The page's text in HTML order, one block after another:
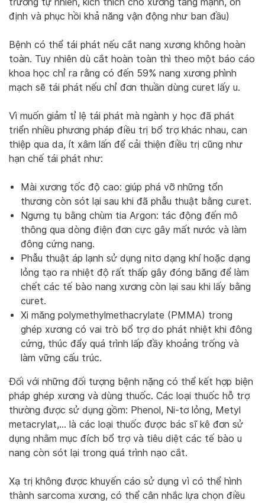
định và phục hồi khả năng vận động như ban đầu)
Bệnh có thể tái phát nếu cắt nang xương không hoàn
toàn. Tuy nhiên dù cắt hoàn toàn thì theo một báo cáo
khoa học chỉ ra rằng có đến 59% nang xương phình
mạch sẽ tái phát nếu chỉ đơn thuần dùng curet lấy u.
Vì muốn giảm tỉ lệ tái phát mà ngành y học đã phát
triển nhiều phương pháp điều trị bổ trợ khác nhau, can
thiệp qua da, ít xâm lấn để cải thiện điều trị cũng như
hạn chế tái phát như:
Mài xương tốc độ cao: giúp phá vỡ những tổn
thương còn sót lại sau khi đã phẫu thuật bằng curet.
Ngưng tụ bằng chùm tia Argon: tác động đến mô
thông qua dòng điện đơn cực gây mất nước và làm
đông cứng nang.
Phẫu thuật áp lạnh sử dụng nitơ dạng khí hoặc dạng
lỏng tạo ra nhiệt độ rất thấp gây đóng băng để làm
chết các tế bào nang xương còn lại sau khi lấy bằng
curet.
Xi măng polymethylmethacrylate (PMMA) trong
ghép xương có vai trò bổ trợ do phát nhiệt khi đông
cứng, thúc đẩy quá trình lấp đầy khoảng trống và
làm vững cấu trúc.
Đối với những đối tượng bệnh nặng có thể kết hợp biện
pháp ghép xương và dùng thuốc. Các loại thuốc hỗ trợ
thường được sử dụng gồm: Phenol, Ni-tơ lỏng, Metyl
metacrylat,… là các loại thuốc được bác sĩ kê đơn sử
dụng nhằm mục đích bổ trợ và tiêu diệt các tế bào u
nang còn sót lại trong quá trình nạo cắt.
Xạ trị không được khuyến cáo sử dụng vì có thể hình
thành sarcoma xương, có thể cân nhắc lựa chọn điều